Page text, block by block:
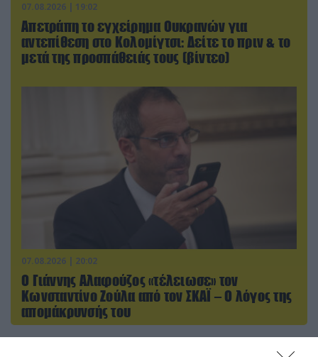
07.08.2026 | 19:02
Απετράπη το εγχείρημα Ουκρανών για
αντεπίθεση στο Κολομίγτσι: Δείτε το πριν & το
μετά της προσπάθειάς τους (βίντεο)
07.08.2026 | 20:02
Ο Γιάννης Αλαφούζος «τέλειωσε» τον
Κωνσταντίνο Ζούλα από τον ΣΚΑΪ – Ο λόγος της
απομάκρυνσής του